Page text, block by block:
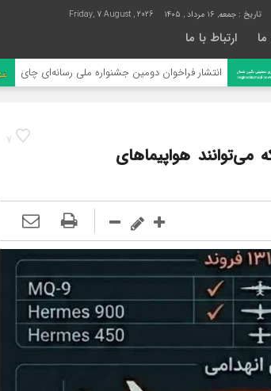
تاریخ : جمعه, ۱۶ مرداد , ۱۴۰۵ Friday, 7 August , 2026
ما ارتباط با ما
فراخوان دومین جشنواره ملی رسانه‌ای چای
7
هواپیماهای